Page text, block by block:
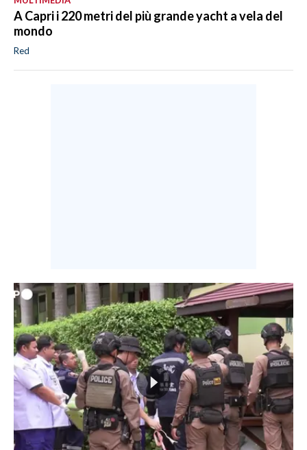
A Capri i 220 metri del più grande yacht a vela del
mondo
Red